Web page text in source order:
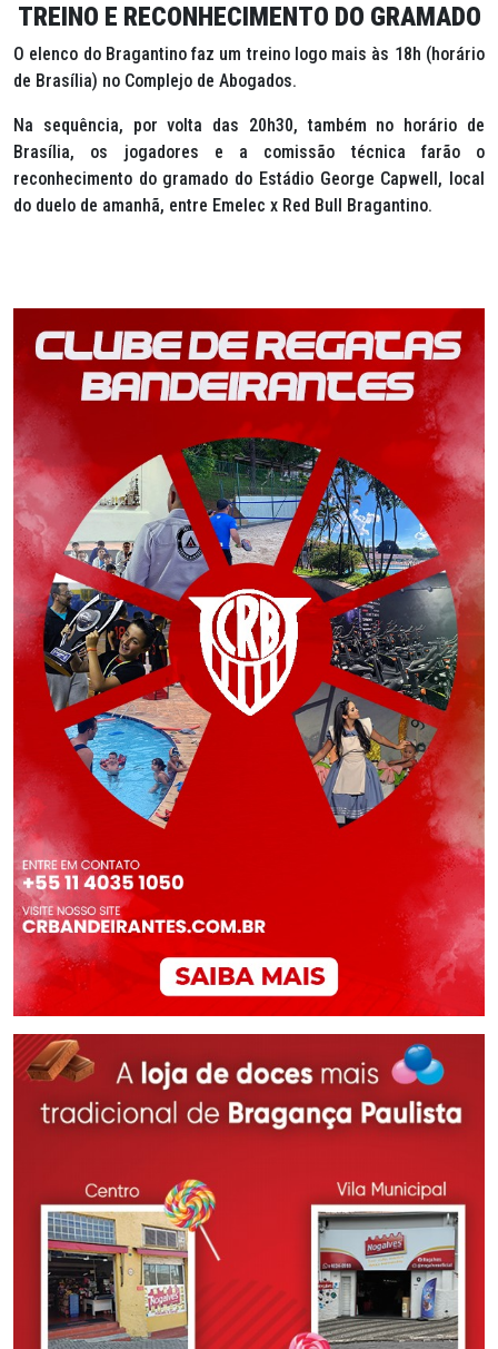
TREINO E RECONHECIMENTO DO GRAMADO
O elenco do Bragantino faz um treino logo mais às 18h (horário
de Brasília) no Complejo de Abogados.
Na sequência, por volta das 20h30, também no horário de
Brasília, os jogadores e a comissão técnica farão o
reconhecimento do gramado do Estádio George Capwell, local
do duelo de amanhã, entre Emelec x Red Bull Bragantino.